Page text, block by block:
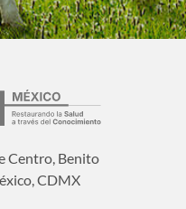
Centro, Benito
CDMX